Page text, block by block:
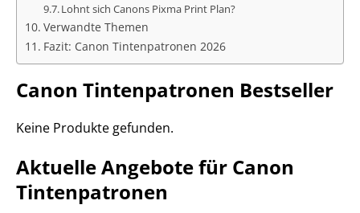
Lohnt sich Canons Pixma Print Plan?
Verwandte Themen
Fazit: Canon Tintenpatronen 2026
Canon Tintenpatronen Bestseller
Keine Produkte gefunden.
Aktuelle Angebote für Canon
Tintenpatronen